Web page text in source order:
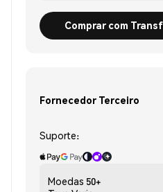
Comprar com
Fornecedor Terceiro
Suporte:
Moedas 50+